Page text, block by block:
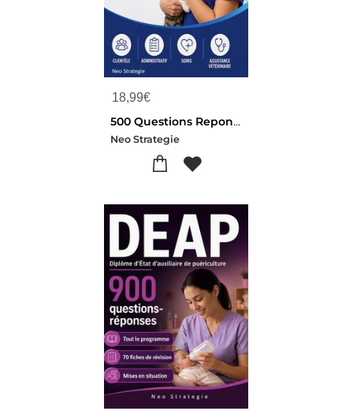
18,99€
500 Questions Reponses Auxiliaire Specialise Veterinaire : Reviser Et Reussir Le Diplome D'asv
Neo Strategie